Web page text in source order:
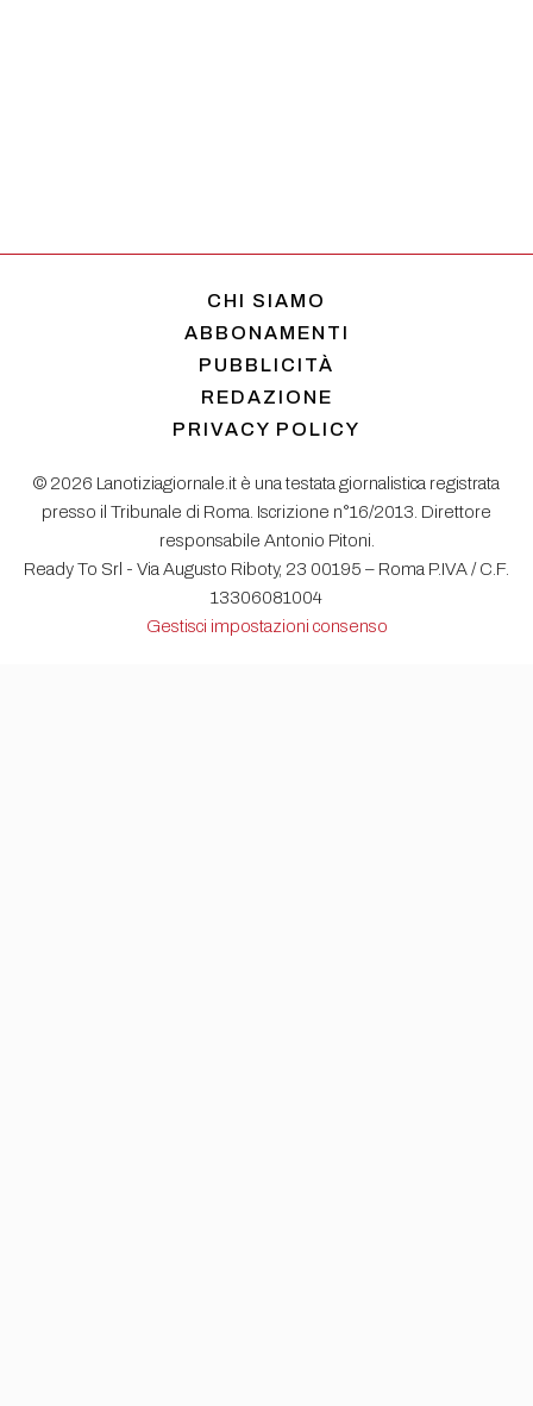
CHI SIAMO
ABBONAMENTI
PUBBLICITÀ
REDAZIONE
PRIVACY POLICY
© 2026 Lanotiziagiornale.it è una testata giornalistica registrata
presso il Tribunale di Roma. Iscrizione n°16/2013. Direttore
responsabile Antonio Pitoni.
Ready To Srl - Via Augusto Riboty, 23 00195 – Roma P.IVA / C.F.
13306081004
Gestisci impostazioni consenso